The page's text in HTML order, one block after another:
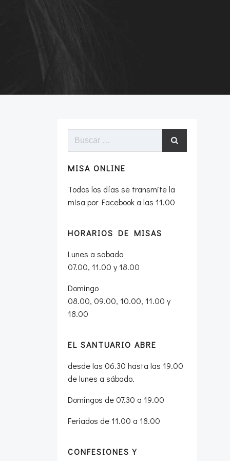
Buscar:
MISA ONLINE
Todos los días se transmite la
misa por Facebook a las 11.00
HORARIOS DE MISAS
Lunes a sabado
07.00, 11.00 y 18.00
Domingo
08.00, 09.00, 10.00, 11.00 y
18.00
EL SANTUARIO ABRE
desde las 06.30 hasta las 19.00
de lunes a sábado.
Domingos de 07.30 a 19.00
Feriados de 11.00 a 18.00
CONFESIONES Y